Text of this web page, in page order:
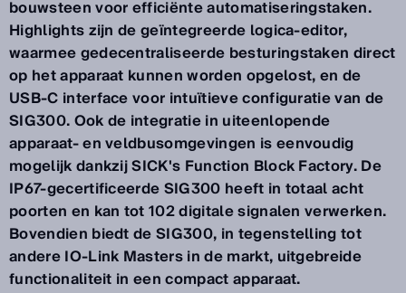
bouwsteen voor efficiënte automatiseringstaken.
Highlights zijn de geïntegreerde logica-editor,
waarmee gedecentraliseerde besturingstaken direct
op het apparaat kunnen worden opgelost, en de
USB-C interface voor intuïtieve configuratie van de
SIG300. Ook de integratie in uiteenlopende
apparaat- en veldbusomgevingen is eenvoudig
mogelijk dankzij SICK's Function Block Factory. De
IP67-gecertificeerde SIG300 heeft in totaal acht
poorten en kan tot 102 digitale signalen verwerken.
Bovendien biedt de SIG300, in tegenstelling tot
andere IO-Link Masters in de markt, uitgebreide
functionaliteit in een compact apparaat.